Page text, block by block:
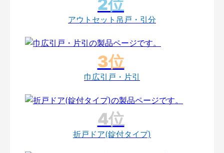
アウトセット吊戸・引分
巾広引戸・片引
折戸ドア(錠付タイプ)